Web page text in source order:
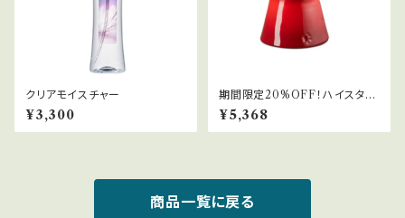
クリアモイスチャー
¥3,300
期間限定20%OFF！ハイスタン
ドフードボール(ディープ)
¥5,368
商品一覧に戻る